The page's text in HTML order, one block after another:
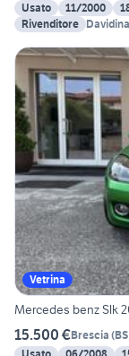
Usato
11/2000
Rivenditore
Vetrina
Mercedes benz Slk
15.500 €Brescia (BS